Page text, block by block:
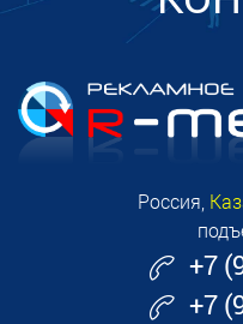
Россия,
+7
+7